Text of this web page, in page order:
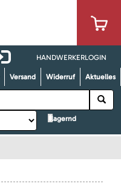
HANDWERKERLOGIN
Versand Widerruf Aktuelles
lagernd